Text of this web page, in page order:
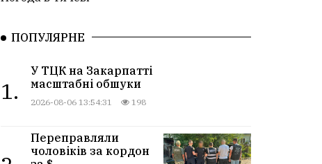
ПОПУЛЯРНЕ
1.
У ТЦК на Закарпатті
масштабні обшуки
2026-08-06 13:54:31 198
Переправляли
чоловіків за кордон